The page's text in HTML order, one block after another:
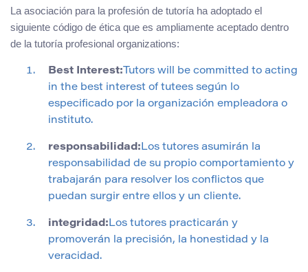
La asociación para la profesión de tutoría ha adoptado el
siguiente código de ética que es ampliamente aceptado dentro
de la tutoría profesional organizations:
Best Interest: Tutors will be committed to acting
in the best interest of tutees según lo
especificado por la organización empleadora o
instituto.
responsabilidad:Los tutores asumirán la
responsabilidad de su propio comportamiento y
trabajarán para resolver los conflictos que
puedan surgir entre ellos y un cliente.
integridad:Los tutores practicarán y
promoverán la precisión, la honestidad y la
veracidad.